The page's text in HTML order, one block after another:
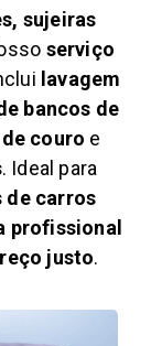
sujeiras
serviço
lavagem
bancos de
couro e
. Ideal para
de carros
profissional
justo.